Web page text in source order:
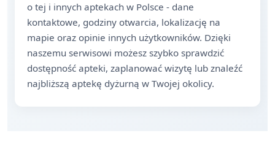
o tej i innych aptekach w Polsce - dane
kontaktowe, godziny otwarcia, lokalizację na
mapie oraz opinie innych użytkowników. Dzięki
naszemu serwisowi możesz szybko sprawdzić
dostępność apteki, zaplanować wizytę lub znaleźć
najbliższą aptekę dyżurną w Twojej okolicy.